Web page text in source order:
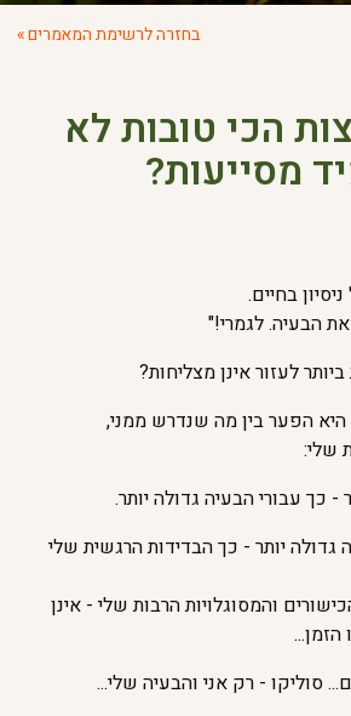
בחזרה לרשימת המאמרים »
הכי טובות לא
מסייעות?
בחיים.
הבעיה. לגמרי!"
לעזור אינן מצליחות?
היא הפער בין מה שנדרש ממני,
שלי:
כך עבורי הבעיה גדולה יותר.
גדולה יותר - כך הבדידות הרגשית שלי
והמסוגלויות הרבות שלי - אינן
הזמן...
סוליקו - רק אני והבעיה שלי...